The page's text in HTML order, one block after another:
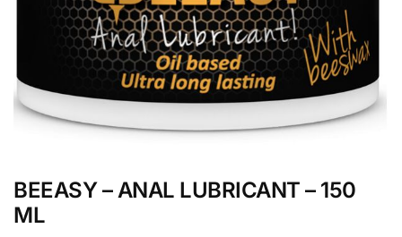
BEEASY – ANAL LUBRICANT – 150
ML